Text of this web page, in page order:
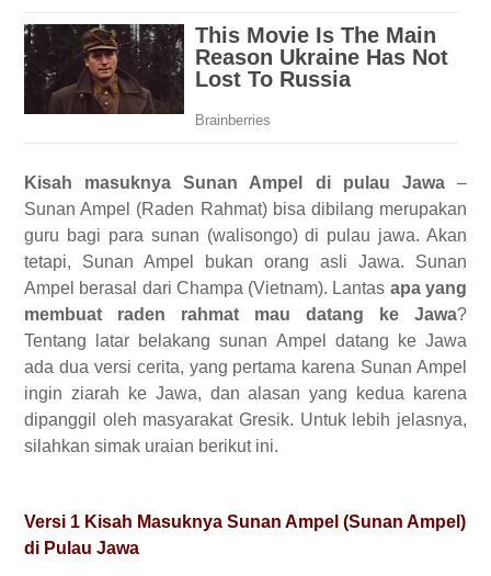
Kisah masuknya Sunan Ampel di pulau Jawa–
Sunan Ampel (Raden Rahmat) bisa dibilang merupakan
guru bagi para sunan (walisongo) di pulau jawa. Akan
tetapi, Sunan Ampel bukan orang asli Jawa. Sunan
Ampel berasal dari Champa (Vietnam). Lantas apa yang
membuat raden rahmat mau datang ke Jawa?
Tentang latar belakang sunan Ampel datang ke Jawa
ada dua versi cerita, yang pertama karena Sunan Ampel
ingin ziarah ke Jawa, dan alasan yang kedua karena
dipanggil oleh masyarakat Gresik. Untuk lebih jelasnya,
silahkan simak uraian berikut ini.
Versi 1 Kisah Masuknya Sunan Ampel (Sunan Ampel)
di Pulau Jawa